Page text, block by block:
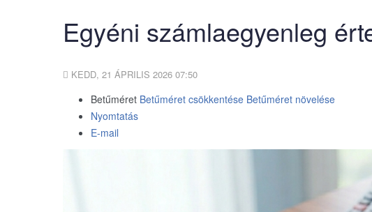
Egyéni számlaegyenleg
KEDD, 21 ÁPRILIS 2026 07:50
Betűméret Betűméret csökkentése Betűméret növelése
Nyomtatás
E-mail